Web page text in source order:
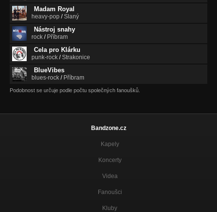
Madam Royal
heavy-pop /Slaný
Nástroj snahy
rock / Příbram
Cela pro Klárku
punk-rock /Strakonice
BlueVibes
blues-rock / Příbram
Podobnost se určuje podle počtu společných fanoušků.
Bandzone.cz
Kapely
Koncerty
Videa
Fanoušci
Kluby